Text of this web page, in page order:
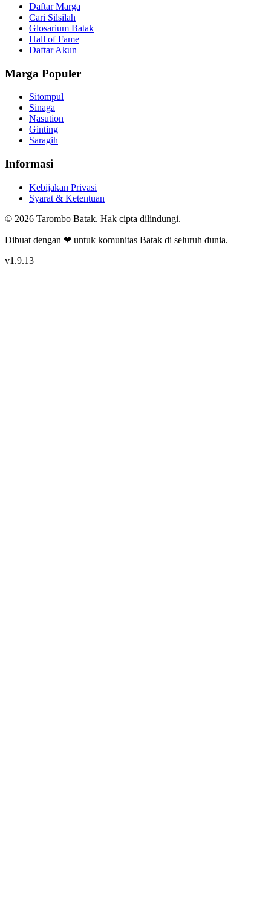
Daftar Marga
Cari Silsilah
Glosarium Batak
Hall of Fame
Daftar Akun
Marga Populer
Sitompul
Sinaga
Nasution
Ginting
Saragih
Informasi
Kebijakan Privasi
Syarat & Ketentuan
© 2026 Tarombo Batak. Hak cipta dilindungi.
Dibuat dengan ❤ untuk komunitas Batak di seluruh dunia.
v1.9.13